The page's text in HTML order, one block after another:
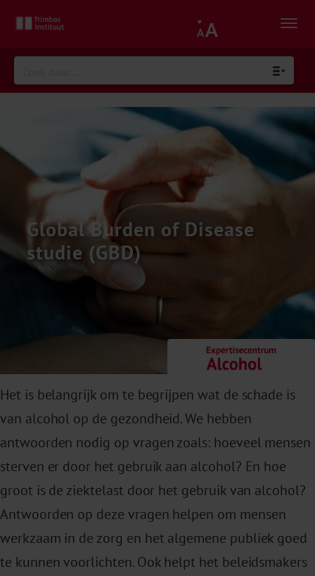
Global Burden of Disease
studie (GBD)
Het is belangrijk om te begrijpen wat de schade is
van alcohol op de gezondheid. We hebben
antwoorden nodig op vragen zoals: hoeveel mensen
sterven er door het gebruik aan alcohol? En hoe
groot is de ziektelast door het gebruik van alcohol?
Antwoorden op deze vragen helpen om mensen
werkzaam in de zorg en het algemene publiek goed
te kunnen voorlichten. Ook helpt het beleidsmakers